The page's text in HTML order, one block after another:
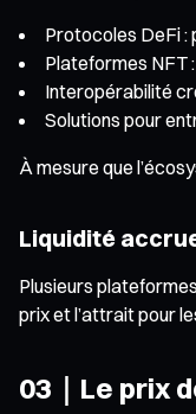
Protocoles DeFi :
Plateformes NFT
Interopérabilité
Solutions pour
À mesure que
Liquidité
Plusieurs
prix et l’attrait pour
03｜Le prix